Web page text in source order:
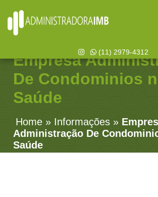
(11) 2979-4312
Empresa
De Condominios
Saúde
Home » Informações »
Administração De
Saúde